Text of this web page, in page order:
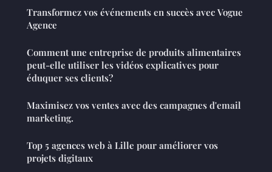
Transformez vos événements en succès avec Vogue
Agence
Comment une entreprise de produits alimentaires
peut-elle utiliser les vidéos explicatives pour
éduquer ses clients?
Maximisez vos ventes avec des campagnes d'email
marketing.
Top 5 agences web à Lille pour améliorer vos
projets digitaux